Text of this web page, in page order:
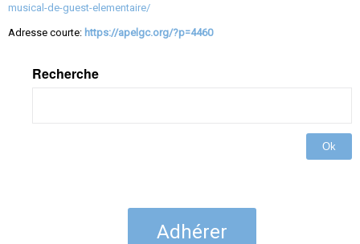
musical-de-guest-elementaire/
Adresse courte: https://apelgc.org/?p=4460
Recherche
Ok
Adhérer